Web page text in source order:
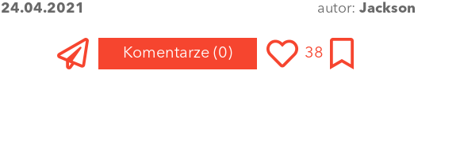
24.04.2021 autor: Jackson
Komentarze (0) 38